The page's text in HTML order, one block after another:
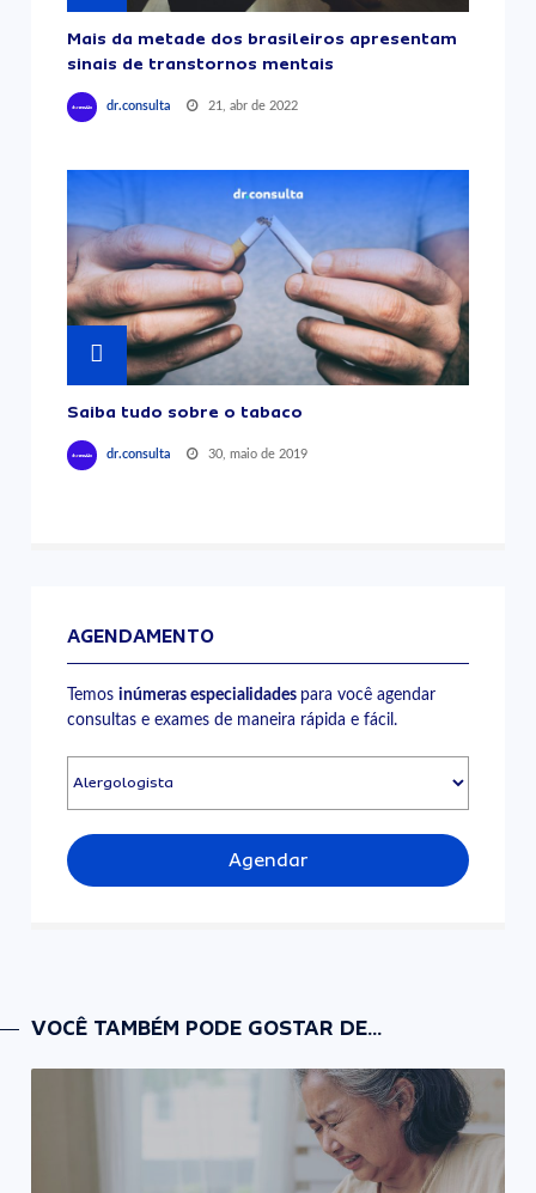
Mais da metade dos brasileiros apresentam
sinais de transtornos mentais
dr.consulta 21, abr de 2022
Saiba tudo sobre o tabaco
dr.consulta 30, maio de 2019
AGENDAMENTO
Temosinúmeras especialidades para você agendar
consultas e exames de maneira rápida e fácil.
Agendar
VOCÊ TAMBÉM PODE GOSTAR DE...